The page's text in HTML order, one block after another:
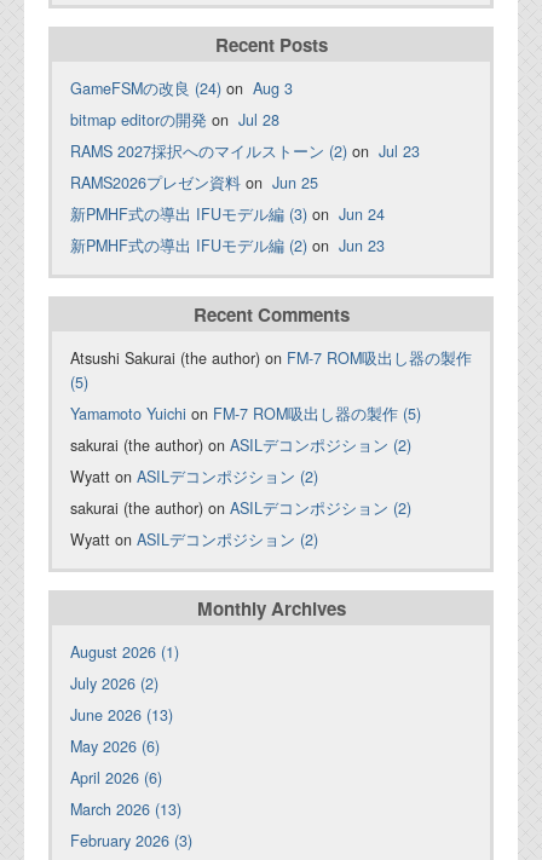
Recent Posts
GameFSMの改良 (24) on Aug 3
bitmap editorの開発 on Jul 28
RAMS 2027採択へのマイルストーン (2) on Jul 23
RAMS2026プレゼン資料 on Jun 25
新PMHF式の導出 IFUモデル編 (3) on Jun 24
新PMHF式の導出 IFUモデル編 (2) on Jun 23
Recent Comments
Atsushi Sakurai (the author) on FM-7 ROM吸出し器の製作
(5)
Yamamoto Yuichi on FM-7 ROM吸出し器の製作 (5)
sakurai (the author) on ASILデコンポジション (2)
Wyatt on ASILデコンポジション (2)
sakurai (the author) on ASILデコンポジション (2)
Wyatt on ASILデコンポジション (2)
Monthly Archives
August 2026 (1)
July 2026 (2)
June 2026 (13)
May 2026 (6)
April 2026 (6)
March 2026 (13)
February 2026 (3)